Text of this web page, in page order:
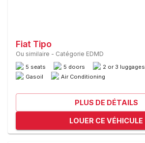
Fiat Tipo
Ou similaire - Catégorie EDMD
5 seats 5 doors 2 or 3 luggages
Gasoil
Air Conditioning
PLUS DE DÉTAILS
LOUER CE VÉHICULE